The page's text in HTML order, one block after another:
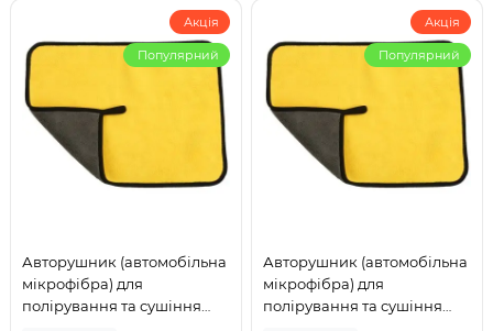
Акція
Популярний
Авторушник (автомобільна
мікрофібра) для
полірування та сушіння
Акція
Популярний
Авторушник (автомобільна
мікрофібра) для
полірування та сушіння